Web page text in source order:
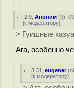
2.9 ,Аноним (9),
[к модератору]
> Гуишные
Ага, особенно
3.31 ,eugener(
[к модератору]